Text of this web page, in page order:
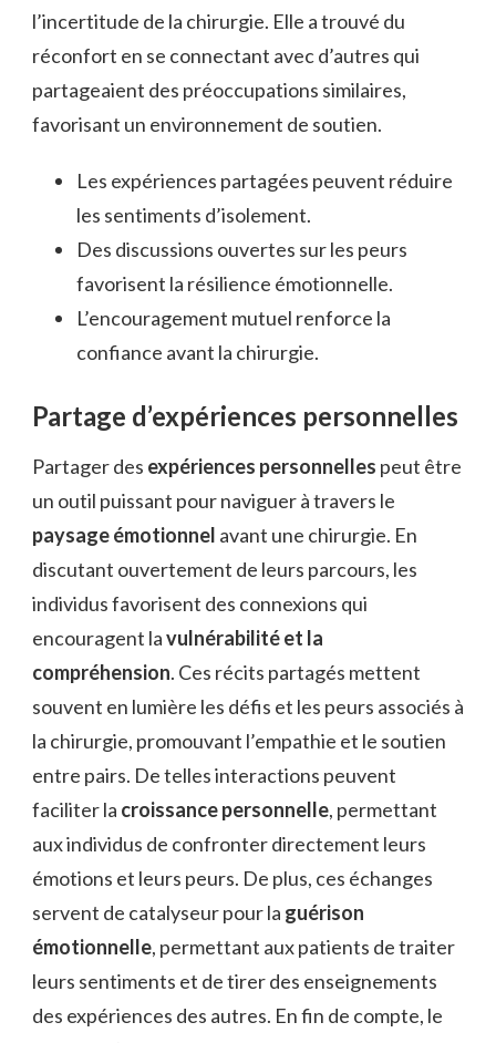
l’incertitude de la chirurgie. Elle a trouvé du
réconfort en se connectant avec d’autres qui
partageaient des préoccupations similaires,
favorisant un environnement de soutien.
Les expériences partagées peuvent réduire
les sentiments d’isolement.
Des discussions ouvertes sur les peurs
favorisent la résilience émotionnelle.
L’encouragement mutuel renforce la
confiance avant la chirurgie.
Partage d’expériences personnelles
Partager des expériences personnelles peut être
un outil puissant pour naviguer à travers le
paysage émotionnel avant une chirurgie. En
discutant ouvertement de leurs parcours, les
individus favorisent des connexions qui
encouragent lavulnérabilité et la
compréhension. Ces récits partagés mettent
souvent en lumière les défis et les peurs associés à
la chirurgie, promouvant l’empathie et le soutien
entre pairs. De telles interactions peuvent
faciliter la croissance personnelle, permettant
aux individus de confronter directement leurs
émotions et leurs peurs. De plus, ces échanges
servent de catalyseur pour la guérison
émotionnelle, permettant aux patients de traiter
leurs sentiments et de tirer des enseignements
des expériences des autres. En fin de compte, le